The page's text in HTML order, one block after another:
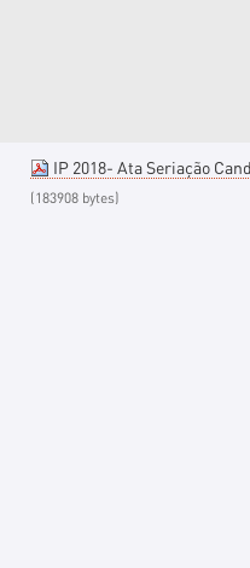
IP 2018- Ata Seriação
(183908 bytes)